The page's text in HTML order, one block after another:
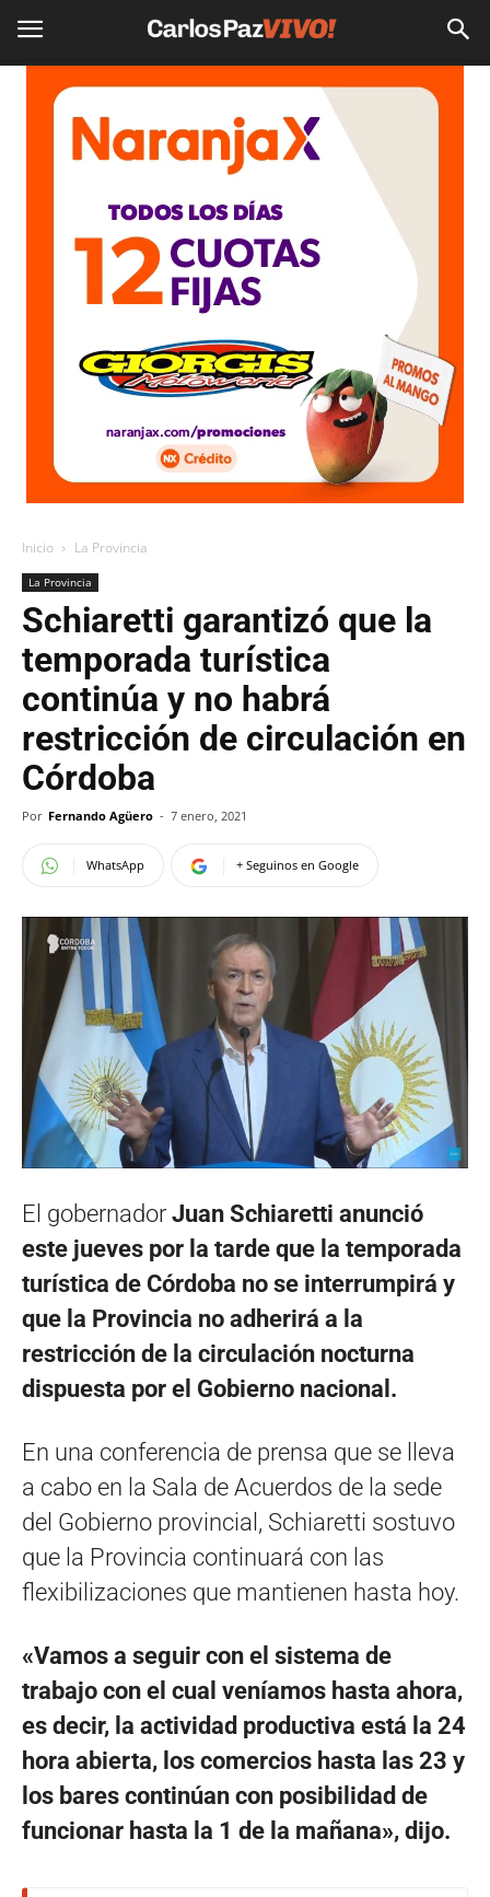
Inicio La Provincia
La Provincia
Schiaretti garantizó que la
temporada turística
continúa y no habrá
restricción de circulación en
Córdoba
Por Fernando Agüero - 7 enero, 2021
WhatsApp + Seguinos en Google
El gobernador Juan Schiaretti anunció
este jueves por la tarde que la temporada
turística de Córdoba no se interrumpirá y
que la Provincia no adherirá a la
restricción de la circulación nocturna
dispuesta por el Gobierno nacional.
En una conferencia de prensa que se lleva
a cabo en la Sala de Acuerdos de la sede
del Gobierno provincial, Schiaretti sostuvo
que la Provincia continuará con las
flexibilizaciones que mantienen hasta hoy.
«Vamos a seguir con el sistema de
trabajo con el cual veníamos hasta ahora,
es decir, la actividad productiva está la 24
hora abierta, los comercios hasta las 23 y
los bares continúan con posibilidad de
funcionar hasta la 1 de la mañana», dijo.